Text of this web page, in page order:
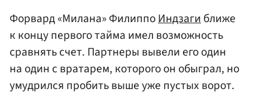
Форвард «Милана» ФилиппоИндзагиближе
к концу первого тайма имел возможность
сравнять счет. Партнеры вывели его один
на один с вратарем, которого он обыграл, но
умудрился пробить выше уже пустых ворот.